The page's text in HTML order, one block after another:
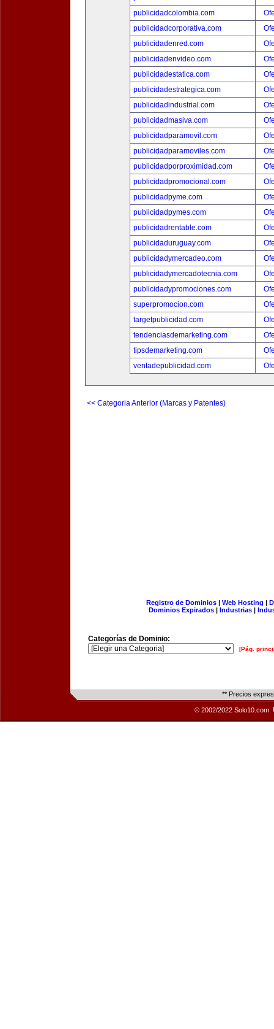
publicidadcolombia.com
publicidadcorporativa.com
publicidadenred.com
publicidadenvideo.com
publicidadestatica.com
publicidadestrategica.com
publicidadindustrial.com
publicidadmasiva.com
publicidadparamovil.com
publicidadparamoviles.com
publicidadporproximidad.com
publicidadpromocional.com
publicidadpyme.com
publicidadpymes.com
publicidadrentable.com
publicidaduruguay.com
publicidadymercadeo.com
publicidadymercadotecnia.com
publicidadypromociones.com
superpromocion.com
targetpublicidad.com
tendenciasdemarketing.com
tipsdemarketing.com
ventadepublicidad.com
<< Categoria Anterior (Marcas y Patentes)
Registro de Dominios| Web Hosting |
Dominios Expirados | Industrias |
Categorías de Dominio:
[Pág.
** Precios
© 2002/2022 Solo10.com